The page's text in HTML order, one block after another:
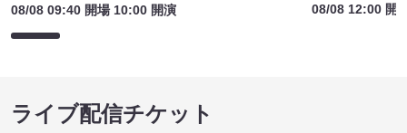
08/08 09:40 開場 10:00 開演
08/08 12:00 開
ライブ配信チケット